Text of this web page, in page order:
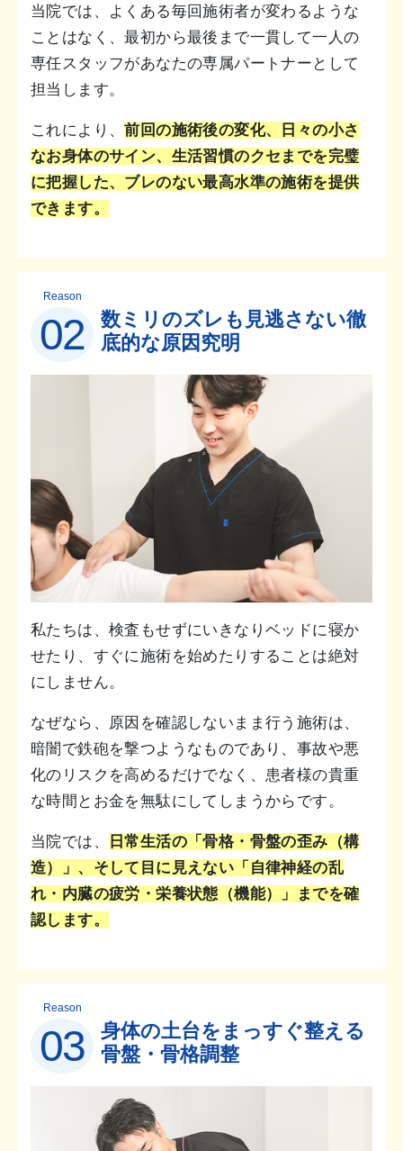
当院では、よくある毎回施術者が変わるような
ことはなく、最初から最後まで一貫して一人の
専任スタッフがあなたの専属パートナーとして
担当します。
これにより、前回の施術後の変化、日々の小さ
なお身体のサイン、生活習慣のクセまでを完璧
に把握した、ブレのない最高水準の施術を提供
できます。
Reason
02
数ミリのズレも見逃さない徹
底的な原因究明
私たちは、検査もせずにいきなりベッドに寝か
せたり、すぐに施術を始めたりすることは絶対
にしません。
なぜなら、原因を確認しないまま行う施術は、
暗闇で鉄砲を撃つようなものであり、事故や悪
化のリスクを高めるだけでなく、患者様の貴重
な時間とお金を無駄にしてしまうからです。
当院では、
日常生活の「骨格・骨盤の歪み（構
造）」、そして目に見えない「自律神経の乱
れ・内臓の疲労・栄養状態（機能）」までを確
認します。
Reason
03
身体の土台をまっすぐ整える
骨盤・骨格調整